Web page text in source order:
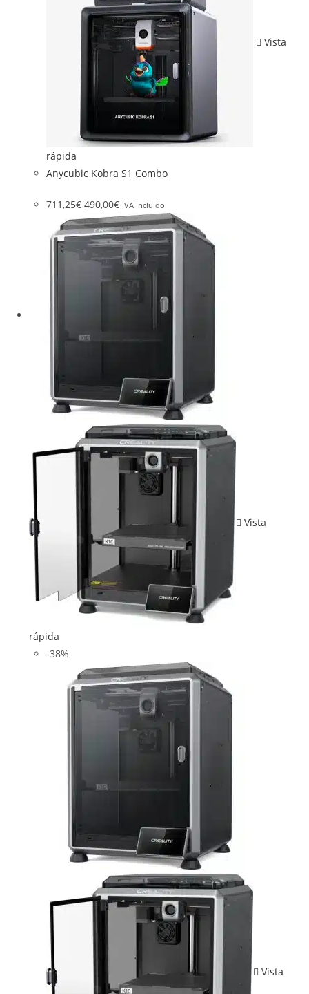
Vista
rápida
Anycubic Kobra S1 Combo
711,25€ 490,00€ IVA Incluido
Vista
rápida
-38%
Vista